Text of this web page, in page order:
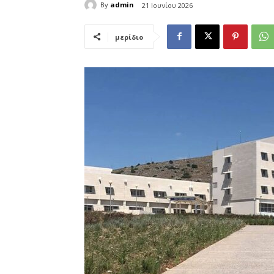
By admin 21 Ιουνίου 2026
μερίδιο